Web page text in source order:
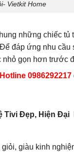
Vietkit Home
những chiếc
đáp ứng nhu
gọn hơn trước
Hotline 0986292217
Tivi Đẹp, Hiện Đại
giàu kinh